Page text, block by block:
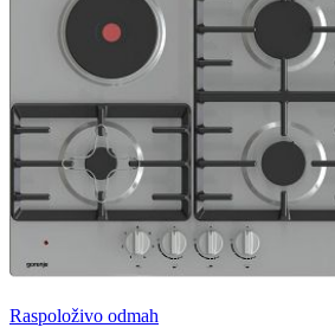
Raspoloživo odmah